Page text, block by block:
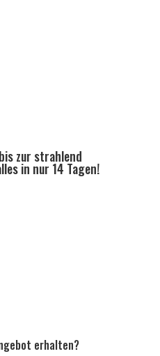
zur strahlend
in nur 14 Tagen!
erhalten?